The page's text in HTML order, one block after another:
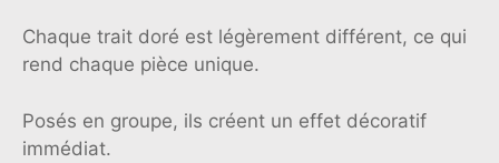
Chaque trait doré est légèrement différent, ce qui
rend chaque pièce unique.
Posés en groupe, ils créent un effet décoratif
immédiat.